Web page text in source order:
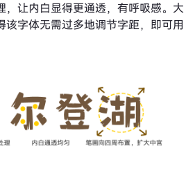
，让内白显得更通透，有呼吸感。大
该字体无需过多地调节字距，即可用